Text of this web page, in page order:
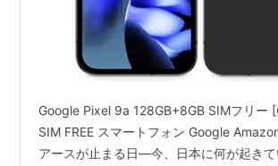
Google Pixel 9a 128GB+8GB SIMフリー
SIM FREE スマートフォン Google
アースが止まる日―今、日本に何が起き